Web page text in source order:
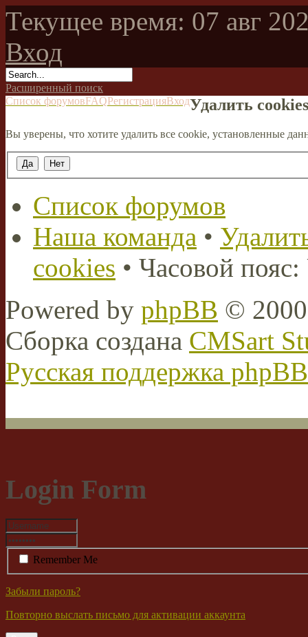
Текущее время: 07 авг
Вход
Расширенный поиск
Список форумовFAQРегистрацияВходУдалить
Вы уверены, что хотите удалить все cookie, установленные
Список форумов
Наша команда •
cookies • Часовой
Powered by phpBB ©
Сборка создана CMSart
Русская поддержка phpBB
Login Form
Remember Me
Забыли пароль?
Повторно выслать письмо для активации аккаунта